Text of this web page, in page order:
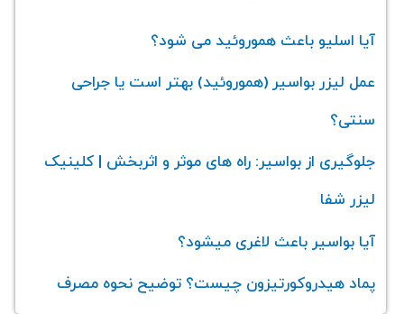
آیا اسلیو باعث هموروئید می‌ شود؟
عمل لیزر بواسیر (هموروئید) بهتر است یا جراحی
سنتی؟
جلوگیری از بواسیر: راه های موثر و اثربخش | کلینیک
لیزر شفا
آیا بواسیر باعث لاغری میشود؟
پماد هیدروکورتیزون چیست؟ توضیح نحوه مصرف